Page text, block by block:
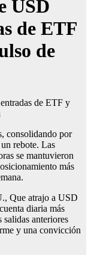
USD
de ETF
de
consolidando por
rebote. Las
se mantuvieron
más
Que atrajo a USD
diaria más
salidas anteriores
y una convicción